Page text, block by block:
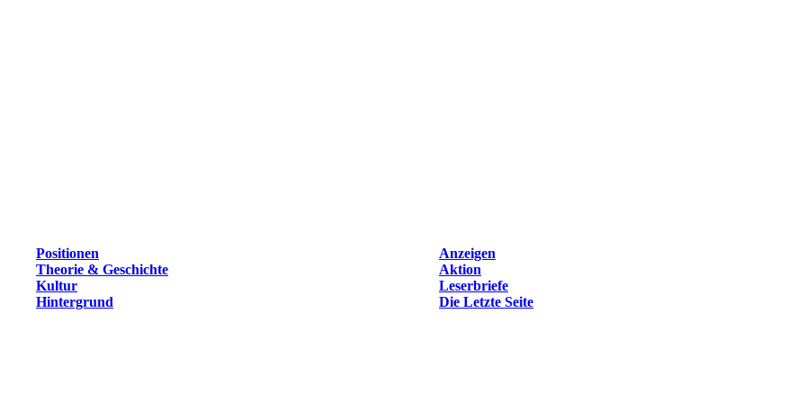
Positionen
Anzeigen
Theorie & Geschichte
Aktion
Kultur
Leserbriefe
Hintergrund Die Letzte Seite